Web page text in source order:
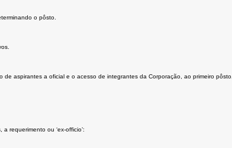
o pôsto.
aspirantes a oficial e o acesso de integrantes da Corporação, ao primeiro pôsto.
requerimento ou ‘ex-officio’: